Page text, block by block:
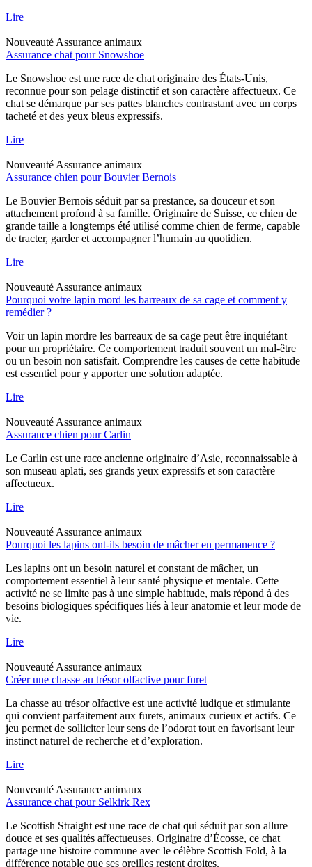
Lire
Nouveauté Assurance animaux
Assurance chat pour Snowshoe
Le Snowshoe est une race de chat originaire des États-Unis,
reconnue pour son pelage distinctif et son caractère affectueux. Ce
chat se démarque par ses pattes blanches contrastant avec un corps
tacheté et des yeux bleus expressifs.
Lire
Nouveauté Assurance animaux
Assurance chien pour Bouvier Bernois
Le Bouvier Bernois séduit par sa prestance, sa douceur et son
attachement profond à sa famille. Originaire de Suisse, ce chien de
grande taille a longtemps été utilisé comme chien de ferme, capable
de tracter, garder et accompagner l’humain au quotidien.
Lire
Nouveauté Assurance animaux
Pourquoi votre lapin mord les barreaux de sa cage et comment y
remédier ?
Voir un lapin mordre les barreaux de sa cage peut être inquiétant
pour un propriétaire. Ce comportement traduit souvent un mal-être
ou un besoin non satisfait. Comprendre les causes de cette habitude
est essentiel pour y apporter une solution adaptée.
Lire
Nouveauté Assurance animaux
Assurance chien pour Carlin
Le Carlin est une race ancienne originaire d’Asie, reconnaissable à
son museau aplati, ses grands yeux expressifs et son caractère
affectueux.
Lire
Nouveauté Assurance animaux
Pourquoi les lapins ont-ils besoin de mâcher en permanence ?
Les lapins ont un besoin naturel et constant de mâcher, un
comportement essentiel à leur santé physique et mentale. Cette
activité ne se limite pas à une simple habitude, mais répond à des
besoins biologiques spécifiques liés à leur anatomie et leur mode de
vie.
Lire
Nouveauté Assurance animaux
Créer une chasse au trésor olfactive pour furet
La chasse au trésor olfactive est une activité ludique et stimulante
qui convient parfaitement aux furets, animaux curieux et actifs. Ce
jeu permet de solliciter leur sens de l’odorat tout en favorisant leur
instinct naturel de recherche et d’exploration.
Lire
Nouveauté Assurance animaux
Assurance chat pour Selkirk Rex
Le Scottish Straight est une race de chat qui séduit par son allure
douce et ses qualités affectueuses. Originaire d’Écosse, ce chat
partage une histoire commune avec le célèbre Scottish Fold, à la
différence notable que ses oreilles restent droites.